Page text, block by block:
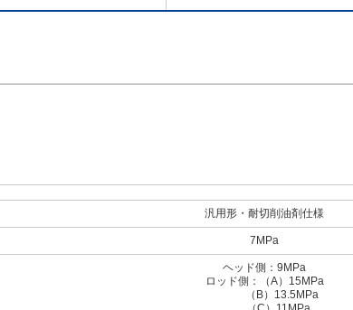
汎用形・耐切削油剤仕様
7MPa
ヘッド側：9MPa
ロッド側：（A）15MPa
（B）13.5MPa